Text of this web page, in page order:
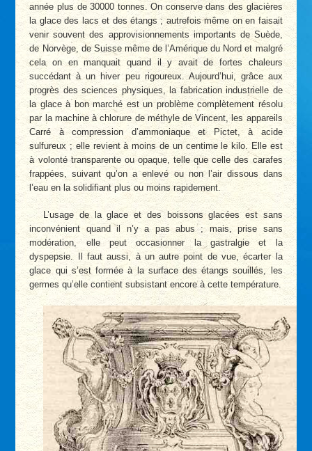
année plus de 30000 tonnes. On conserve dans des glacières
la glace des lacs et des étangs ; autrefois même on en faisait
venir souvent des approvisionnements importants de Suède,
de Norvège, de Suisse même de l’Amérique du Nord et malgré
cela on en manquait quand il y avait de fortes chaleurs
succédant à un hiver peu rigoureux. Aujourd’hui, grâce aux
progrès des sciences physiques, la fabrication industrielle de
la glace à bon marché est un problème complètement résolu
par la machine à chlorure de méthyle de Vincent, les appareils
Carré à compression d’ammoniaque et Pictet, à acide
sulfureux ; elle revient à moins de un centime le kilo. Elle est
à volonté transparente ou opaque, telle que celle des carafes
frappées, suivant qu’on a enlevé ou non l’air dissous dans
l’eau en la solidifiant plus ou moins rapidement.
L’usage de la glace et des boissons glacées est sans
inconvénient quand il n’y a pas abus ; mais, prise sans
modération, elle peut occasionner la gastralgie et la
dyspepsie. Il faut aussi, à un autre point de vue, écarter la
glace qui s’est formée à la surface des étangs souillés, les
germes qu’elle contient subsistant encore à cette température.